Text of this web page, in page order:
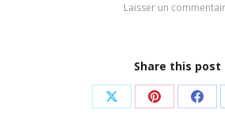
Laisser un
Share this post
PartagerPartager